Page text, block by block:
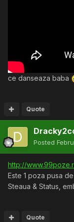
ce danseaza baba
Quote
Posted
http://
Este 1 poza pusa
Steaua & Status,
Quote